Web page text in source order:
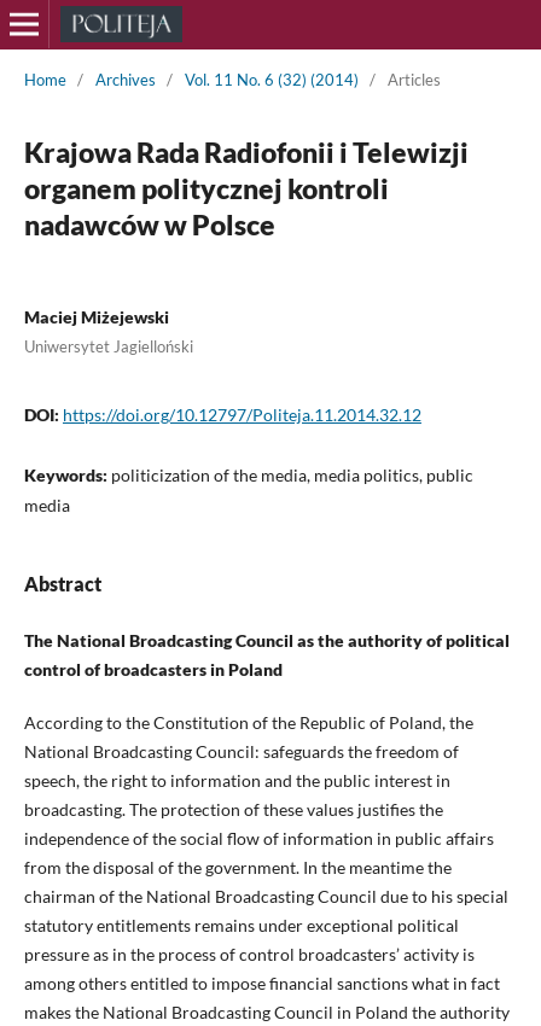
Home / Archives / Vol. 11 No. 6 (32) (2014) / Articles
Krajowa Rada Radiofonii i Telewizji
organem politycznej kontroli
nadawców w Polsce
Maciej Miżejewski
Uniwersytet Jagielloński
DOI: https://doi.org/10.12797/Politeja.11.2014.32.12
Keywords: politicization of the media, media politics, public
media
Abstract
The National Broadcasting Council as the authority of political
control of broadcasters in Poland
According to the Constitution of the Republic of Poland, the
National Broadcasting Council: safeguards the freedom of
speech, the right to information and the public interest in
broadcasting. The protection of these values justifies the
independence of the social flow of information in public affairs
from the disposal of the government. In the meantime the
chairman of the National Broadcasting Council due to his special
statutory entitlements remains under exceptional political
pressure as in the process of control broadcasters’ activity is
among others entitled to impose financial sanctions what in fact
makes the National Broadcasting Council in Poland the authority